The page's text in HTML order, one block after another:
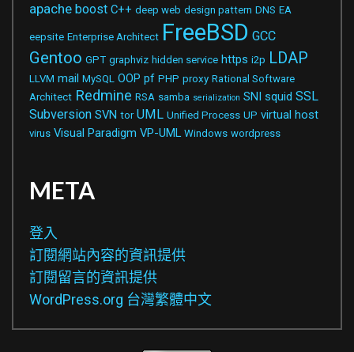
apache boost C++ deep web design pattern DNS EA
eepsite Enterprise Architect FreeBSD GCC
Gentoo GPT graphviz hidden service https i2p LDAP
LLVM mail MySQL OOP pf PHP proxy Rational Software
Architect Redmine RSA samba serialization SNI squid SSL
Subversion SVN tor UML Unified Process UP virtual host
virus Visual Paradigm VP-UML Windows wordpress
META
登入
訂閱網站內容的資訊提供
訂閱留言的資訊提供
WordPress.org 台灣繁體中文